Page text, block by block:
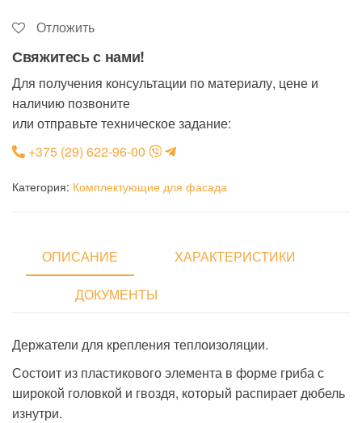
Отложить
Свяжитесь с нами!
Для получения консультации по материалу, цене и
наличию позвоните
или отправьте техническое задание:
+375 (29) 622-96-00
Категория: Комплектующие для фасада
ОПИСАНИЕ ХАРАКТЕРИСТИКИ
ДОКУМЕНТЫ
Держатели для крепления теплоизоляции.
Состоит из пластикового элемента в форме гриба с
широкой головкой и гвоздя, который распирает дюбель
изнутри.